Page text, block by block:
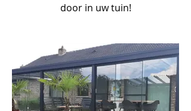
door in uw tuin!